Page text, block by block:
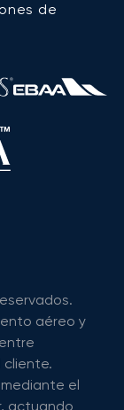
de
aéreo y
cliente.
el
actuando